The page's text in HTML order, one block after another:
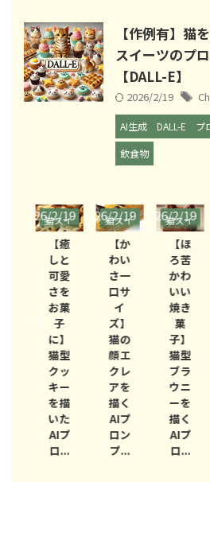
【作例有】猫
スイーツのプ
【DALL-E】
2026/2/19
AI生成 DALL-E プ
飲食物
猫スイ
ーツ
2026/2/19
【癒
しと
可愛
さを
お菓
子
に】
猫型
クッ
キー
を描
いた
AIプ
ロ...
猫スイ
ーツ
2026/2/19
【か
わい
さ一
口サ
イ
ズ】
猫の
顔エ
クレ
アを
描く
AIプ
ロン
プ...
猫スイ
ーツ
2026/2/19
【ほ
ろ苦
かわ
いい
焼き
菓
子】
猫型
ブラ
ウニ
ーを
描く
AIプ
ロ...